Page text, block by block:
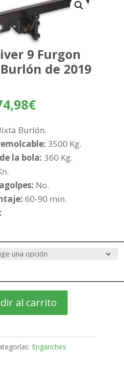
9 Furgon
de 2019
€Rango
precios:
desde
299,48€
374,98€
Burlón.
3500 Kg.
la bola: 360 Kg.
No.
60-90 min.
al carrito
Enganches